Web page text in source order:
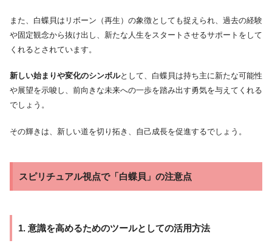
また、白蝶貝はリボーン（再生）の象徴としても捉えられ、過去の経験
や固定観念から抜け出し、新たな人生をスタートさせるサポートをして
くれるとされています。
新しい始まりや変化のシンボルとして、白蝶貝は持ち主に新たな可能性
や展望を示唆し、前向きな未来への一歩を踏み出す勇気を与えてくれる
でしょう。
その輝きは、新しい道を切り拓き、自己成長を促進するでしょう。
スピリチュアル視点で「白蝶貝」の注意点
1. 意識を高めるためのツールとしての活用方法